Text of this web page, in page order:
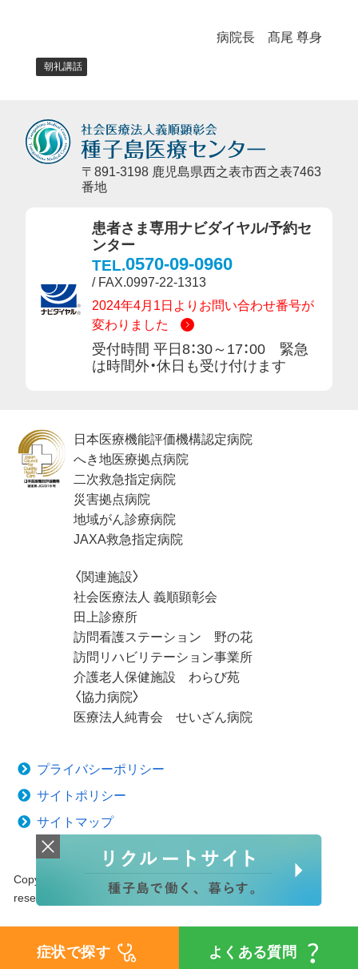
症状で探す よくある質問
病院長 髙尾 尊身
朝礼講話
〒891-3198 鹿児島県西之表市西之表7463
番地
患者さま専用ナビダイヤル/予約セ
ンター
TEL.0570-09-0960
/ FAX.0997-22-1313
2024年4月1日よりお問い合わせ番号が
変わりました
受付時間 平日8：30～17：00 緊急
は時間外・休日も受け付けます
日本医療機能評価機構認定病院
へき地医療拠点病院
二次救急指定病院
災害拠点病院
地域がん診療病院
JAXA救急指定病院
〈関連施設〉
社会医療法人 義順顕彰会
田上診療所
訪問看護ステーション 野の花
訪問リハビリテーション事業所
介護老人保健施設 わらび苑
〈協力病院〉
医療法人純青会 せいざん病院
プライバシーポリシー
サイトポリシー
サイトマップ
Copyright © 2020 Tanegashima Medical Center. All rights
reserved.